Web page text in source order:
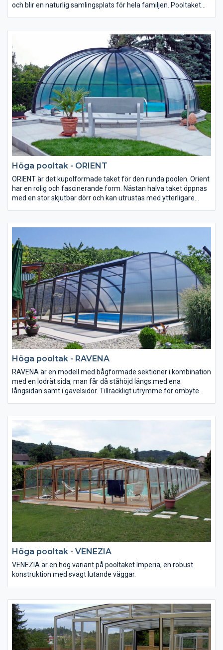
och blir en naturlig samlingsplats för hela familjen. ​​​​​​​Pooltaket
befintlig vägg och utrustas med elektrisk manövrering.
Höga pooltak - ORIENT
ORIENT ​​​​​​​är det kupolformade taket för den runda poolen. Orient
har en rolig och fascinerande form. Nästan halva taket öppnas
med en stor skjutbar dörr och kan utrustas med ytterligare
och mysig atmosfär för sköna varma bad.
Höga pooltak - RAVENA
RAVENA är en modell med bågformade sektioner i kombination
med en lodrät sida, man får då ståhöjd längs med ena
långsidan samt i gavelsidor. Tillräckligt utrymme för ombyte
Höga pooltak - VENEZIA
VENEZIA är en hög variant på pooltaket Imperia, en robust
konstruktion med svagt lutande väggar.